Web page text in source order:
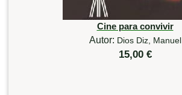
Cine para convivir
Autor: Dios Diz, Manuel
15,00 €